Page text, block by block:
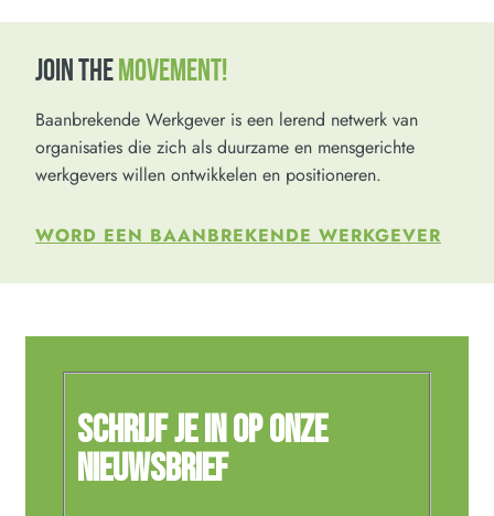
JOIN THEMOVEMENT!
Baanbrekende Werkgever is een lerend netwerk van
organisaties die zich als duurzame en mensgerichte
werkgevers willen ontwikkelen en positioneren.
WORD EEN BAANBREKENDE WERKGEVER